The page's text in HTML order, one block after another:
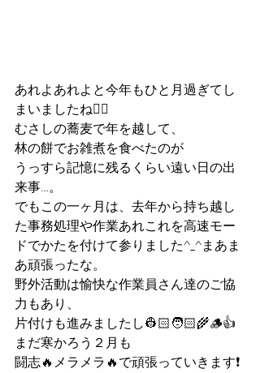
あれよあれよと今年もひと月過ぎてし
まいましたね😵‍💫
むさしの蕎麦で年を越して、
林の餅でお雑煮を食べたのが
うっすら記憶に残るくらい遠い日の出
来事…。
でもこの一ヶ月は、去年から持ち越し
た事務処理や作業あれこれを高速モー
ドでかたを付けて参りました^_^まあま
あ頑張ったな。
野外活動は愉快な作業員さん達のご協
力もあり、
片付けも進みましたし👷🏻🧑🏻‍🌾🪵👍
まだ寒かろう２月も
闘志🔥メラメラ🔥で頑張っていきます❗️